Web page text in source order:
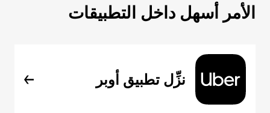
الأمر أسهل داخل التطبيقات
نزِّل تطبيق أوبر